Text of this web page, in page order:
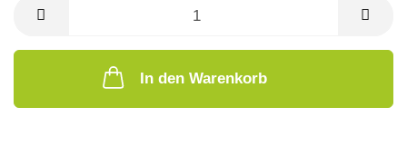
In den Warenkorb